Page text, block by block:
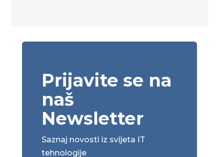
Prijavite se na
naš
Newsletter
Saznaj novosti iz svijeta IT
tehnologije